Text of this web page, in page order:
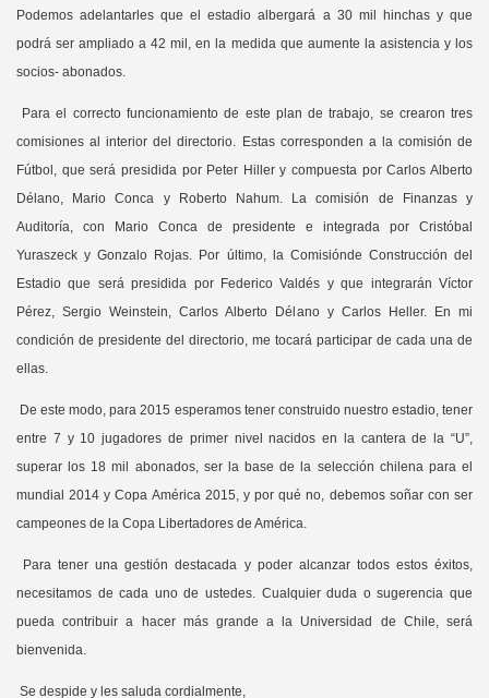
Podemos adelantarles que el estadio albergará a 30 mil hinchas y que
podrá ser ampliado a 42 mil, en la medida que aumente la asistencia y los
socios- abonados.
Para el correcto funcionamiento de este plan de trabajo, se crearon tres
comisiones al interior del directorio. Estas corresponden a la comisión de
Fútbol, que será presidida por Peter Hiller y compuesta por Carlos Alberto
Délano, Mario Conca y Roberto Nahum. La comisión de Finanzas y
Auditoría, con Mario Conca de presidente e integrada por Cristóbal
Yuraszeck y Gonzalo Rojas. Por último, la Comisiónde Construcción del
Estadio que será presidida por Federico Valdés y que integrarán Víctor
Pérez, Sergio Weinstein, Carlos Alberto Délano y Carlos Heller. En mi
condición de presidente del directorio, me tocará participar de cada una de
ellas.
De este modo, para 2015 esperamos tener construido nuestro estadio, tener
entre 7 y 10 jugadores de primer nivel nacidos en la cantera de la “U”,
superar los 18 mil abonados, ser la base de la selección chilena para el
mundial 2014 y Copa América 2015, y por qué no, debemos soñar con ser
campeones de la Copa Libertadores de América.
Para tener una gestión destacada y poder alcanzar todos estos éxitos,
necesitamos de cada uno de ustedes. Cualquier duda o sugerencia que
pueda contribuir a hacer más grande a la Universidad de Chile, será
bienvenida.
Se despide y les saluda cordialmente,